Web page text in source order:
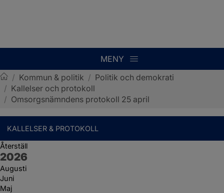
MENY
Sotenäs kommun
/ Kommun & politik / Politik och demokrati
/ Kallelser och protokoll
/ Omsorgsnämndens protokoll 25 april
KALLELSER & PROTOKOLL
Återställ
År:
2026
Augusti
Juni
Maj